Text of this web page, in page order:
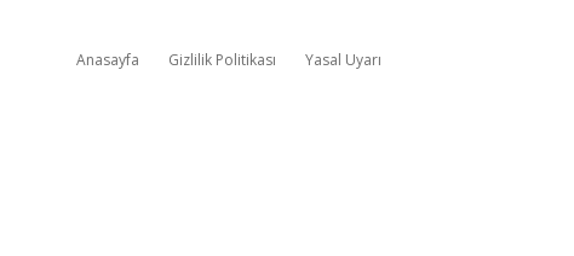
Anasayfa Gizlilik Politikası Yasal Uyarı